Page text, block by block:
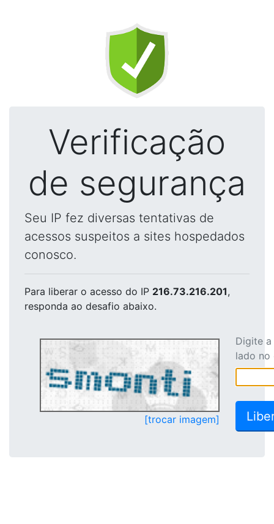
Verificação
de segurança
Seu IP fez diversas tentativas de
acessos suspeitos a sites hospedados
conosco.
Para liberar o acesso do IP 216.73.216.201,
responda ao desafio abaixo.
[trocar imagem]
Digite
lado no